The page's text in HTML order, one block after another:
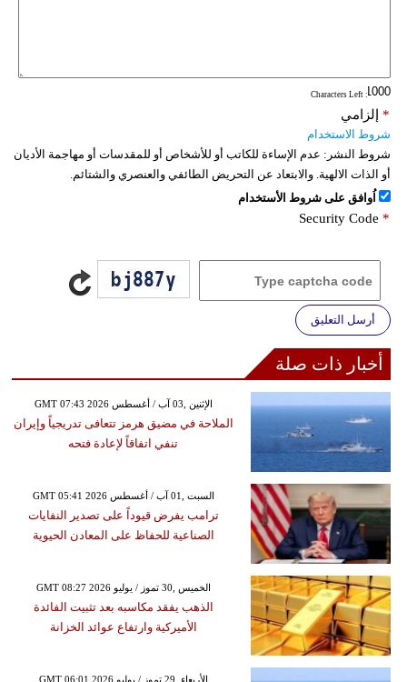
: Characters Left
إلزامي *
شروط الاستخدام
شروط النشر: عدم الإساءة للكاتب أو للأشخاص أو للمقدسات أو مهاجمة الأديان
أو الذات الالهية. والابتعاد عن التحريض الطائفي والعنصري والشتائم.
اُوافق على شروط الأستخدام
Security Code *
أرسل التعليق
أخبار ذات صلة
GMT 07:43 2026 الإثنين ,03 آب / أغسطس
الملاحة في مضيق هرمز تتعافى تدريجياً وإيران
تنفي اتفاقاً لإعادة فتحه
GMT 05:41 2026 السبت ,01 آب / أغسطس
ترامب يفرض قيوداً على تصدير النفايات
الصناعية للحفاظ على المعادن الحيوية
GMT 08:27 2026 الخميس ,30 تموز / يوليو
الذهب يفقد مكاسبه بعد تثبيت الفائدة
الأميركية وارتفاع عوائد الخزانة
GMT 06:01 2026 الأربعاء ,29 تموز / يوليو